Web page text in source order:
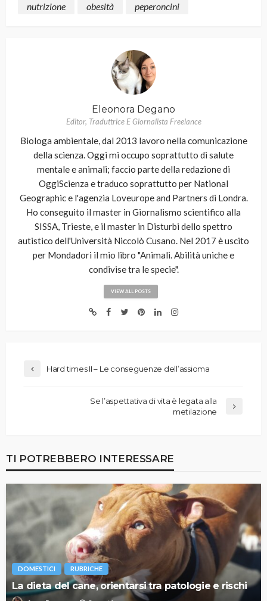
nutrizione
obesità peperoncini
Eleonora Degano
Editor, Traduttrice E Giornalista Freelance
Biologa ambientale, dal 2013 lavoro nella comunicazione
della scienza. Oggi mi occupo soprattutto di salute
mentale e animali; faccio parte della redazione di
OggiScienza e traduco soprattutto per National
Geographic e l'agenzia Loveurope and Partners di Londra.
Ho conseguito il master in Giornalismo scientifico alla
SISSA, Trieste, e il master in Disturbi dello spettro
autistico dell'Università Niccolò Cusano. Nel 2017 è uscito
per Mondadori il mio libro "Animali. Abilità uniche e
condivise tra le specie".
VIEW ALL POSTS
Hard times II – Le conseguenze dell’assioma
Se l’aspettativa di vita è legata alla
metilazione
TI POTREBBERO INTERESSARE
DOMESTICI RUBRICHE
La dieta del cane, orientarsi tra patologie e rischi